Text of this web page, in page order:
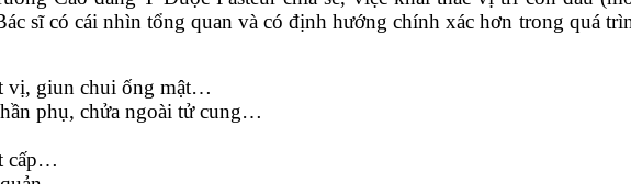
sĩ có cái nhìn tổng quan và có định hướng chính xác hơn trong quá
vị, giun chui ống mật…
phụ, chửa ngoài tử cung…
cấp…